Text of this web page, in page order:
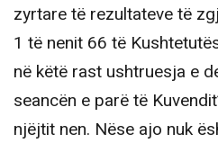
zyrtare të rezultateve të
1 të nenit 66 të
në këtë rast ushtruesja e
seancën e parë të
njëjtit nen. Nëse ajo nuk